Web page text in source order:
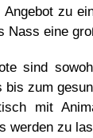
zu
Nass eine
sind
zum
mit
werden zu